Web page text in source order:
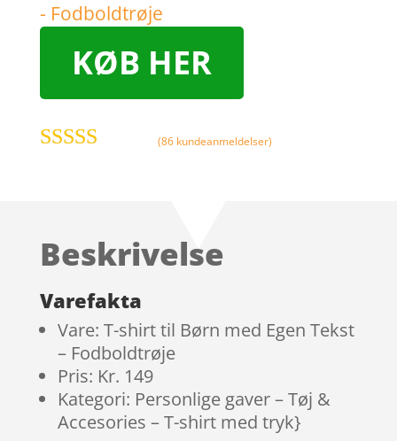
KØB HER
på
ømmelse
(86 kundeanmeldelser)
Beskrivelse
Varefakta
Vare: T-shirt til Børn med Egen Tekst
– Fodboldtrøje
Pris: Kr. 149
Kategori: Personlige gaver – Tøj &
Accesories – T-shirt med tryk}